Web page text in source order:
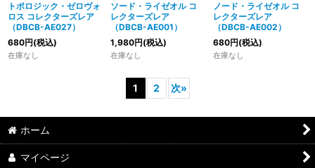
トポロジック・ゼロヴォ
ロス コレクターズレア
（DBCB-AE027）
680円(税込)
在庫なし
ソード・ライゼオル コ
レクターズレア
（DBCB-AE001）
1,980円(税込)
在庫なし
ノード・ライゼオル コ
レクターズレア
（DBCB-AE002）
680円(税込)
在庫なし
1 2 次»
ホーム
マイページ